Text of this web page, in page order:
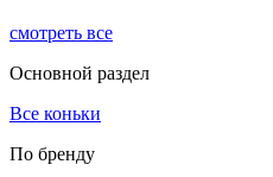
смотреть все
Основной раздел
Все коньки
По бренду